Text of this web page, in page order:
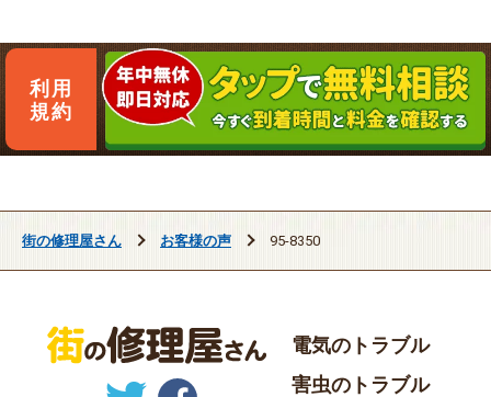
利用
規約
街の修理屋さん お客様の声 95-8350
電気のトラブル
害虫のトラブル